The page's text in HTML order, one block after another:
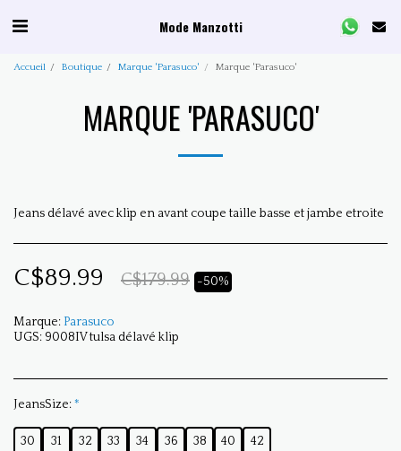
Mode Manzotti
Accueil Boutique Marque 'Parasuco' Marque 'Parasuco'
MARQUE 'PARASUCO'
Jeans délavé avec klip en avant coupe taille basse et jambe etroite
C$89.99 C$179.99 -50%
Marque:Parasuco
UGS: 9008IV tulsa délavé klip
JeansSize:*
30 31 32 33 34 36 38 40 42